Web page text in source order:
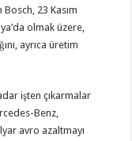
23 Kasım
olmak üzere,
ayrıca üretim
işten çıkarmalar
Benz,
avro azaltmayı